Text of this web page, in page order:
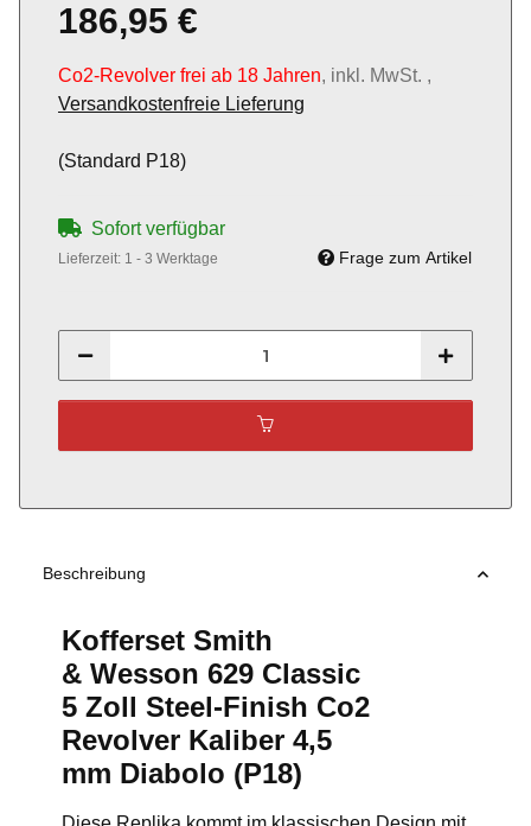
186,95 €
Co2-Revolver frei ab 18 Jahren, inkl. MwSt. ,
Versandkostenfreie Lieferung
(Standard P18)
Sofort verfügbar
Lieferzeit: 1 - 3 Werktage Frage zum Artikel
Beschreibung
Kofferset Smith
& Wesson 629 Classic
5 Zoll Steel-Finish Co2
Revolver Kaliber 4,5
mm Diabolo (P18)